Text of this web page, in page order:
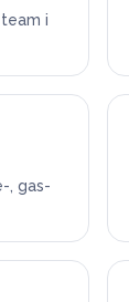
i
, gas-